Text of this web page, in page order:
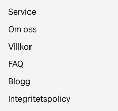
Service
Om oss
Villkor
FAQ
Blogg
Integritetspolicy